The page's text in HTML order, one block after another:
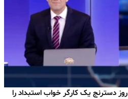
از مریوان تا آزادی؛ چرا اهدای ۱۰ روز دسترنج یک کارگر خواب استبداد را